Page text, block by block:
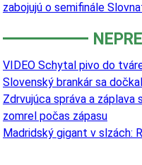
zabojujú o semifinále
VIDEO Schytal pivo do
Slovenský brankár sa
Zdrvujúca správa a
zomrel počas zápasu
Madridský gigant v slzách: